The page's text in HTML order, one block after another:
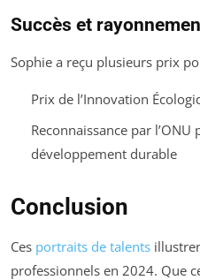
Succès et
Sophie a reçu plusieurs prix
Prix de l’Innovation
Reconnaissance par
développement durable
Conclusion
Ces portraits de talents
professionnels en 2024. Que